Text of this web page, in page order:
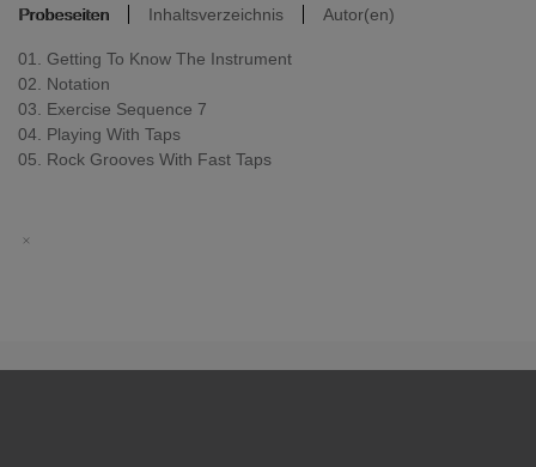
Probeseiten Inhaltsverzeichnis Autor(en)
01. Getting To Know The Instrument
02. Notation
03. Exercise Sequence 7
04. Playing With Taps
05. Rock Grooves With Fast Taps